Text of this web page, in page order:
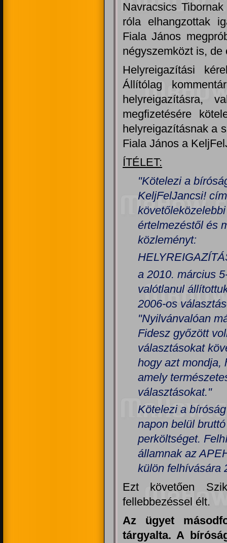
Navracsics
róla elhangzottak
Fiala János
négyszemközt is, de
Helyreigazítási
Állítólag
helyreigazításra,
megfizetésére
helyreigazításnak a
Fiala János a
ÍTÉLET:
"Kötelezi a
KeljFelJancsi!
értelmezéstől és
közleményt:
a 2010. március
valótlanul
2006-os
"Nyilvánvalóan
Fidesz győzött
választásokat
hogy azt mondja,
amely
választásokat."
Kötelezi a
napon belül
perköltséget.
államnak az
külön felhívására
Ezt követően
fellebbezéssel élt.
Az ügyet
tárgyalta. A